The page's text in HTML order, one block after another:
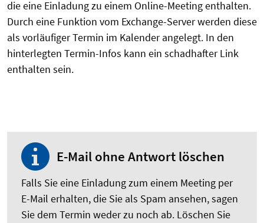
die eine Einladung zu einem Online-Meeting enthalten.
Durch eine Funktion vom Exchange-Server werden diese
als vorläufiger Termin im Kalender angelegt. In den
hinterlegten Termin-Infos kann ein schadhafter Link
enthalten sein.
E-Mail ohne Antwort löschen
Falls Sie eine Einladung zum einem Meeting per
E-Mail erhalten, die Sie als Spam ansehen, sagen
Sie dem Termin weder zu noch ab. Löschen Sie